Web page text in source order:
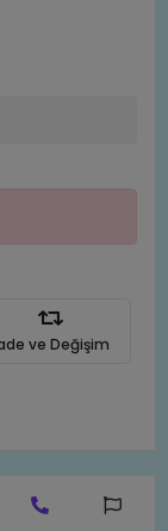
ve Değişim